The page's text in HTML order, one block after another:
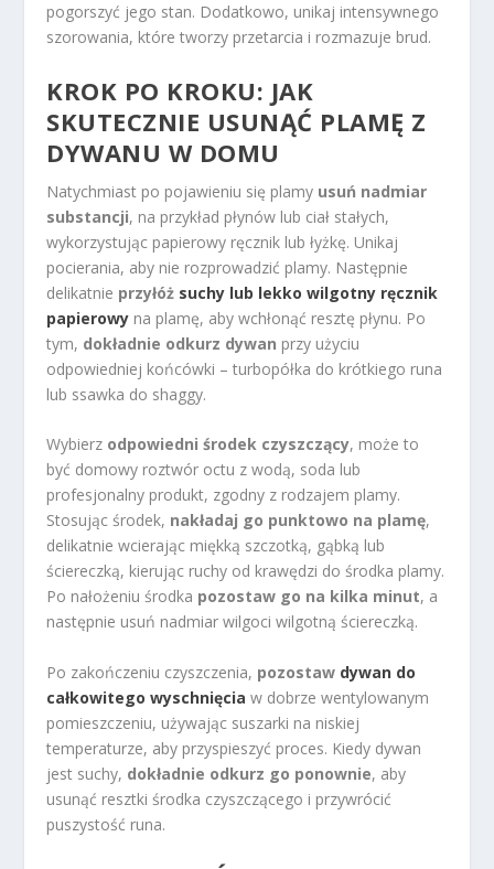
pogorszyć jego stan. Dodatkowo, unikaj intensywnego
szorowania, które tworzy przetarcia i rozmazuje brud.
KROK PO KROKU: JAK
SKUTECZNIE USUNĄĆ PLAMĘ Z
DYWANU W DOMU
Natychmiast po pojawieniu się plamy usuń nadmiar
substancji, na przykład płynów lub ciał stałych,
wykorzystując papierowy ręcznik lub łyżkę. Unikaj
pocierania, aby nie rozprowadzić plamy. Następnie
delikatnie przyłóż suchy lub lekko wilgotny ręcznik
papierowy na plamę, aby wchłonąć resztę płynu. Po
tym, dokładnie odkurz dywan przy użyciu
odpowiedniej końcówki – turbopółka do krótkiego runa
lub ssawka do shaggy.
Wybierz odpowiedni środek czyszczący, może to
być domowy roztwór octu z wodą, soda lub
profesjonalny produkt, zgodny z rodzajem plamy.
Stosując środek, nakładaj go punktowo na plamę,
delikatnie wcierając miękką szczotką, gąbką lub
ściereczką, kierując ruchy od krawędzi do środka plamy.
Po nałożeniu środka pozostaw go na kilka minut, a
następnie usuń nadmiar wilgoci wilgotną ściereczką.
Po zakończeniu czyszczenia, pozostaw dywan do
całkowitego wyschnięcia w dobrze wentylowanym
pomieszczeniu, używając suszarki na niskiej
temperaturze, aby przyspieszyć proces. Kiedy dywan
jest suchy, dokładnie odkurz go ponownie, aby
usunąć resztki środka czyszczącego i przywrócić
puszystość runa.